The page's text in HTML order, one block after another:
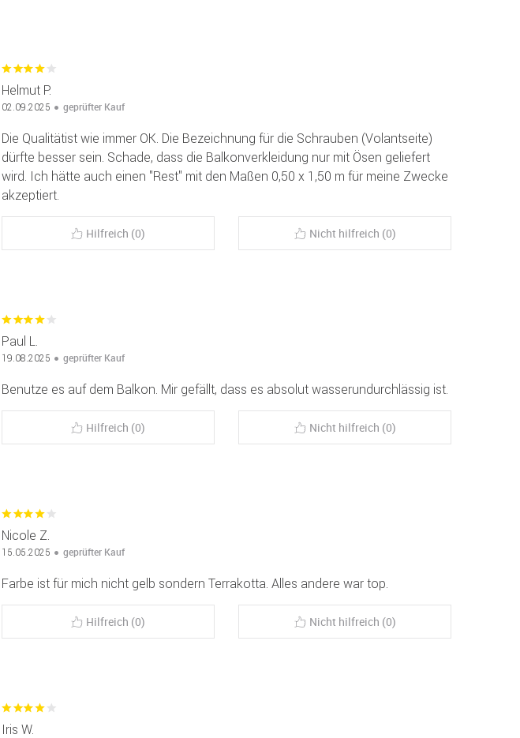
Helmut P.
02.09.2025 geprüfter Kauf
Die Qualitätist wie immer OK. Die Bezeichnung für die Schrauben (Volantseite)
dürfte besser sein. Schade, dass die Balkonverkleidung nur mit Ösen geliefert
wird. Ich hätte auch einen "Rest" mit den Maßen 0,50 x 1,50 m für meine Zwecke
akzeptiert.
Hilfreich (0) Nicht hilfreich (0)
Paul L.
19.08.2025 geprüfter Kauf
Benutze es auf dem Balkon. Mir gefällt, dass es absolut wasserundurchlässig ist.
Hilfreich (0) Nicht hilfreich (0)
Nicole Z.
15.05.2025 geprüfter Kauf
Farbe ist für mich nicht gelb sondern Terrakotta. Alles andere war top.
Hilfreich (0) Nicht hilfreich (0)
Iris W.